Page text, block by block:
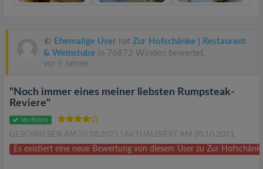
Ehemalige User hat Zur Hofschänke | Restaurant
& Weinstube in 76872 Winden bewertet.
vor 5 Jahren
"Noch immer eines meiner liebsten Rumpsteak-
Reviere"
Verifiziert
GESCHRIEBEN AM 20.10.2021 | AKTUALISIERT AM 20.10.2021
Es existiert eine neue Bewertung von diesem User zu Zur